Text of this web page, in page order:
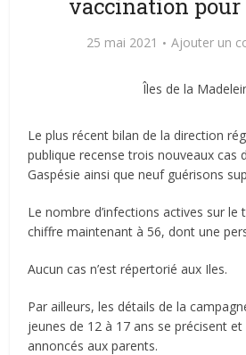
vaccination pour
25 mai 2021 Ajouter un
Îles de la
Le plus récent bilan de la direction
publique recense trois nouveaux cas
Gaspésie ainsi que neuf guérisons
Le nombre d’infections actives sur le
chiffre maintenant à 56, dont une
Aucun cas n’est répertorié aux Iles.
Par ailleurs, les détails de la
jeunes de 12 à 17 ans se précisent
annoncés aux parents.